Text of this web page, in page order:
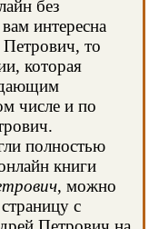
без
интересна
то
которая
дающим
числе и по
полностью
книги
, можно
с